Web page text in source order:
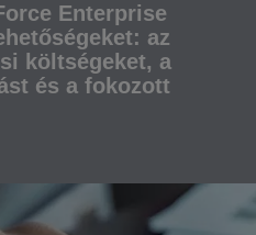
Enterprise
az
költségeket, a
és a fokozott